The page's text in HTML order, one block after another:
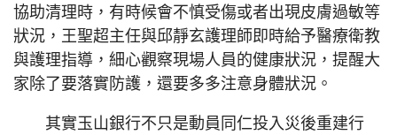
協助清理時，有時候會不慎受傷或者出現皮膚過敏等
狀況，王聖超主任與邱靜玄護理師即時給予醫療衛教
與護理指導，細心觀察現場人員的健康狀況，提醒大
家除了要落實防護，還要多多注意身體狀況。
其實玉山銀行不只是動員同仁投入災後重建行